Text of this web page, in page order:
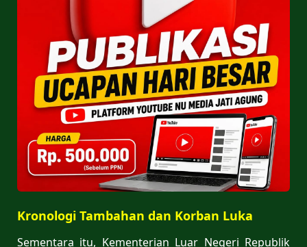
Kronologi Tambahan dan Korban Luka
Sementara itu, Kementerian Luar Negeri Republik